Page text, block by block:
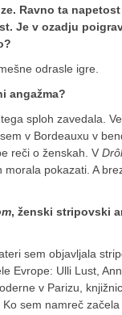
Ravno ta
Je v ozadju
odrasle igre.
angažma?
sploh zavedala.
v Bordeauxu v
reči o ženskah. V
pokazati. A
, ženski stripovski
sem objavljala
Evrope: Ulli Lust,
v Parizu,
sem namreč